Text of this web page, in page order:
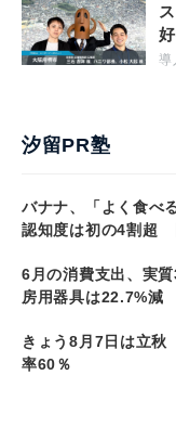
導
汐留PR塾
バナナ、「よく食べ
認知度は初の4割超
6月の消費支出、実
房用器具は22.7%減
きょう8月7日は立
率60％